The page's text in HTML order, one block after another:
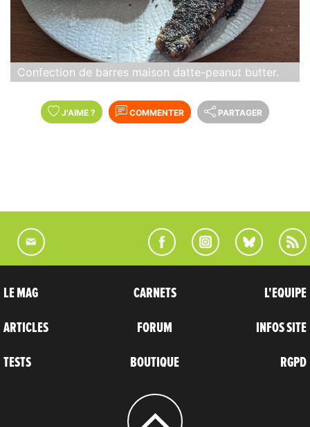
Confection de barres maison datte-peanut butter.
J'AIME ? COMMENTER PARTAGER
LE MAG
ARTICLES
TESTS
CARNETS
FORUM
BOUTIQUE
L'EQUIPE
INFOS SITE
RGPD